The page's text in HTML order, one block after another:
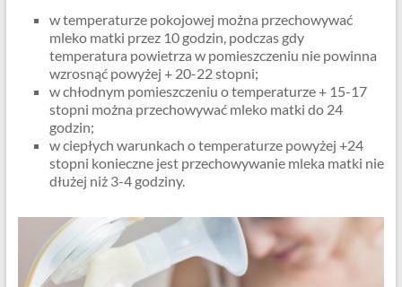
w temperaturze pokojowej można przechowywać
mleko matki przez 10 godzin, podczas gdy
temperatura powietrza w pomieszczeniu nie powinna
wzrosnąć powyżej + 20-22 stopni;
w chłodnym pomieszczeniu o temperaturze + 15-17
stopni można przechowywać mleko matki do 24
godzin;
w ciepłych warunkach o temperaturze powyżej +24
stopni konieczne jest przechowywanie mleka matki nie
dłużej niż 3-4 godziny.